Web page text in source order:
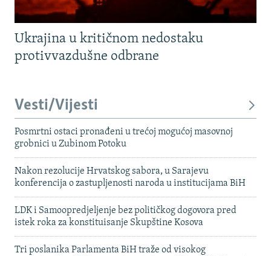
Ukrajina u kritičnom nedostaku
protivvazdušne odbrane
Vesti/Vijesti
Posmrtni ostaci pronađeni u trećoj mogućoj masovnoj
grobnici u Zubinom Potoku
Nakon rezolucije Hrvatskog sabora, u Sarajevu
konferencija o zastupljenosti naroda u institucijama BiH
LDK i Samoopredjeljenje bez političkog dogovora pred
istek roka za konstituisanje Skupštine Kosova
Tri poslanika Parlamenta BiH traže od visokog